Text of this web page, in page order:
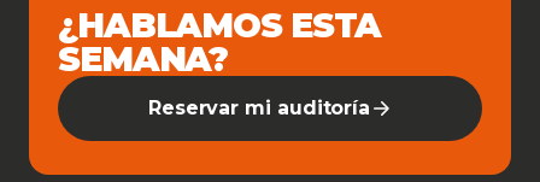
¿HABLAMOS ESTA
SEMANA?
Reservar mi auditoría